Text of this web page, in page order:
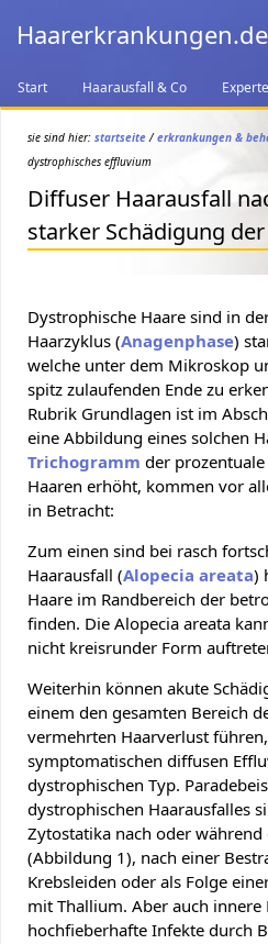
Haarerkrankungen.de
Start Haarausfall & Co
sie sind hier: startseite/erkrankungen &
dystrophisches effluvium
Diffuser Haarausfall
starker Schädigung
Dystrophische Haare sind in
Haarzyklus (Anagenphase)
welche unter dem Mikroskop
spitz zulaufenden Ende zu
Rubrik Grundlagen ist im
eine Abbildung eines solchen
Trichogramm der
Haaren erhöht, kommen vor
in Betracht:
Zum einen sind bei rasch
Haarausfall (Alopecia areata)
Haare im Randbereich der
finden. Die Alopecia areata
nicht kreisrunder Form
Weiterhin können akute
einem den gesamten Bereich
vermehrten Haarverlust
symptomatischen diffusen
dystrophischen Typ.
dystrophischen Haarausfalles
Zytostatika nach oder
(Abbildung 1), nach einer
Krebsleiden oder als Folge
mit Thallium. Aber auch
hochfieberhafte Infekte durch